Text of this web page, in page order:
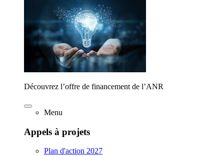
Découvrez l’offre de financement de l’ANR
Menu
Appels à projets
Plan d'action 2027